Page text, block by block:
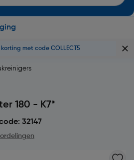
met code COLLECT5
180 - K7*
32147